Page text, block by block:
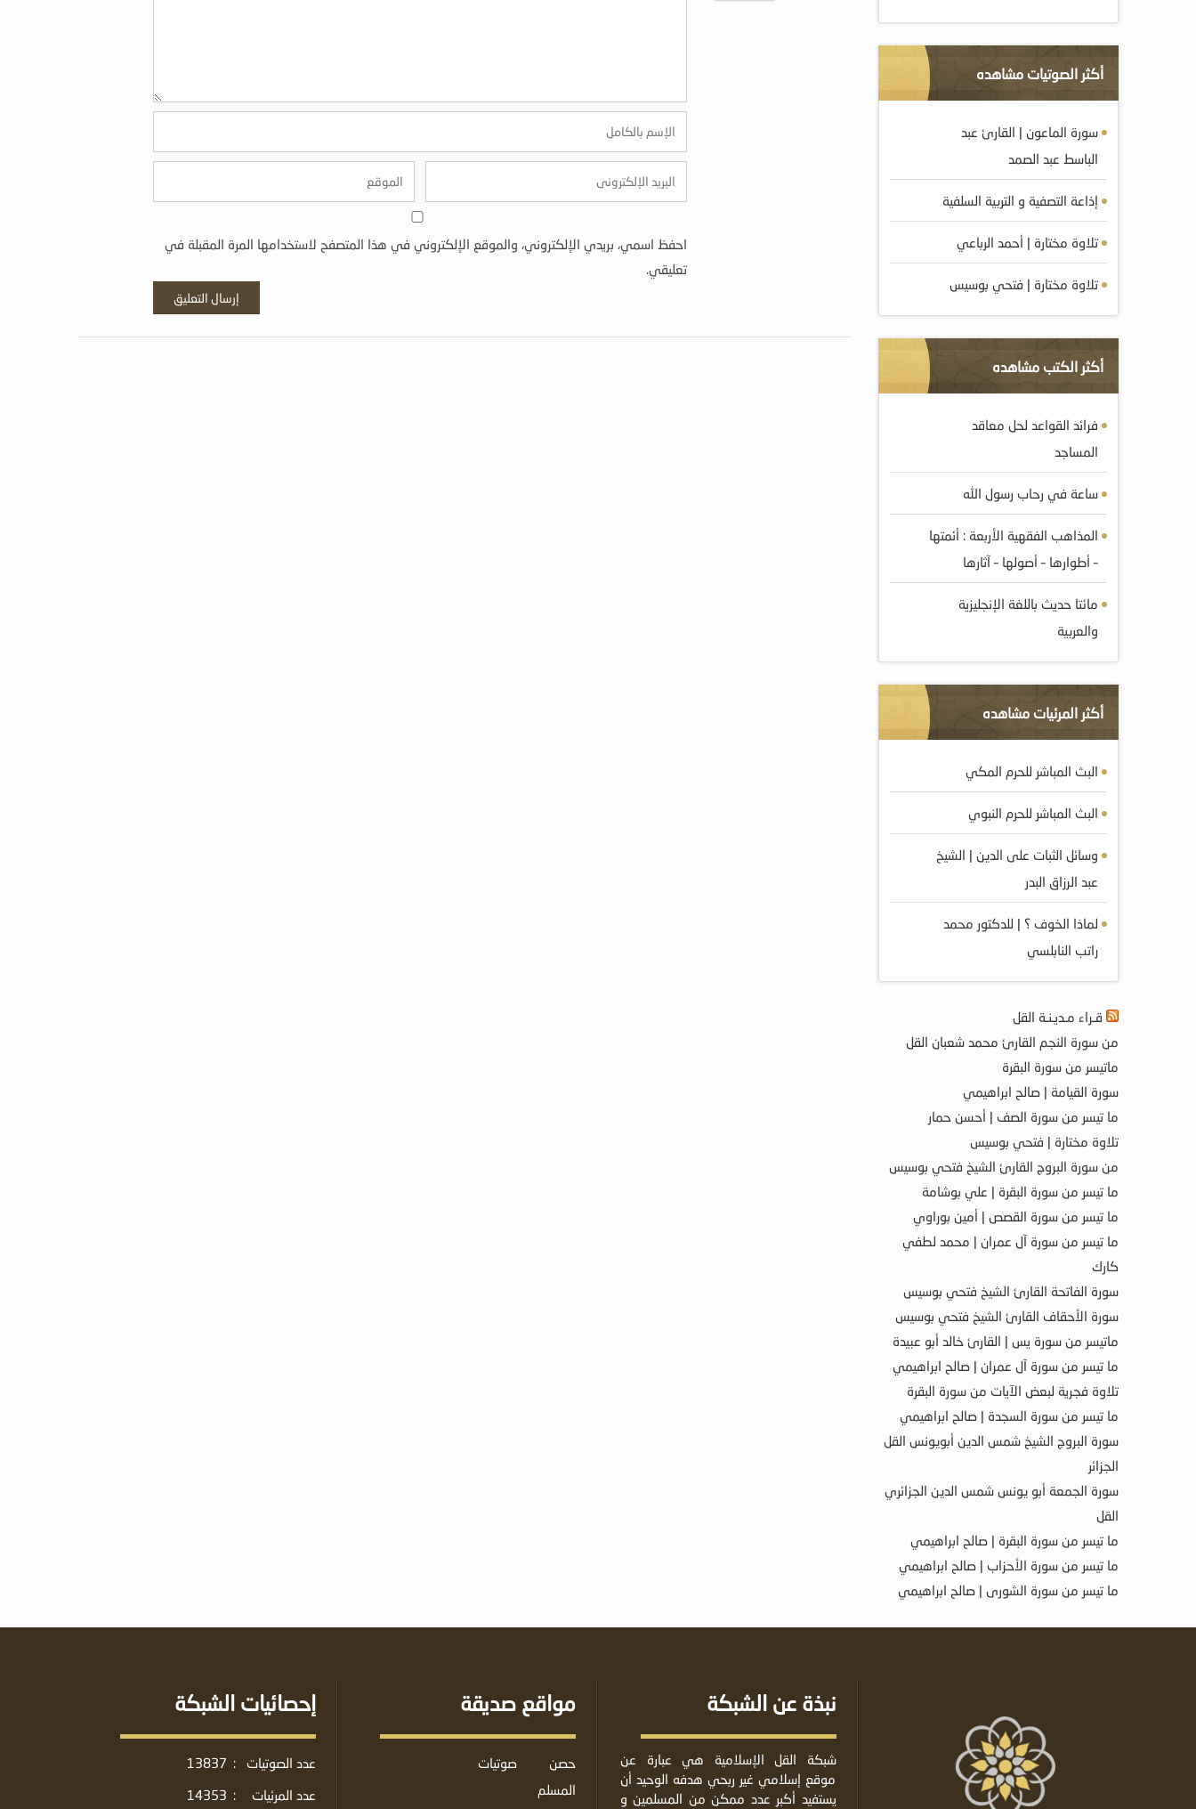
احفظ اسمي، بريدي الإلكتروني، والموقع الإلكتروني في هذا المتصفح لاستخدامها المرة المقبلة في
تعليقي.
أكثر الصوتيات مشاهده
سورة الماعون | القارئ عبد
الباسط عبد الصمد
إذاعة التصفية و التربية السلفية
تلاوة مختارة | أحمد الرباعي
تلاوة مختارة | فتحي بوسيس
أكثر الكتب مشاهده
فرائد القواعد لحل معاقد
المساجد
ساعة في رحاب رسول الله
المذاهب الفقهية الأربعة : أئمتها
– أطوارها – أصولها – آثارها
مائتا حديث باللغة الإنجليزية
والعربية
أكثر المرئيات مشاهده
البث المباشر للحرم المكي
البث المباشر للحرم النبوي
وسائل الثبات على الدين | الشيخ
عبد الرزاق البدر
لماذا الخوف ؟ | للدكتور محمد
راتب النابلسي
قـراء مـديـنـة القل
من سورة النجم القارئ محمد شعبان القل
ماتيسر من سورة البقرة
سورة القيامة | صالح ابراهيمي
ما تيسر من سورة الصف | أحسن حمار
تلاوة مختارة | فتحي بوسيس
من سورة البروج القارئ الشيخ فتحي بوسيس
ما تيسر من سورة البقرة | علي بوشامة
ما تيسر من سورة القصص | أمين بوراوي
ما تيسر من سورة آل عمران | محمد لطفي
كارك
سورة الفاتحة القارئ الشيخ فتحي بوسيس
سورة الأحقاف القارئ الشيخ فتحي بوسيس
ماتيسر من سورة يس | القارئ خالد أبو عبيدة
ما تيسر من سورة آل عمران | صالح ابراهيمي
تلاوة فجرية لبعض الآيات من سورة البقرة
ما تيسر من سورة السجدة | صالح ابراهيمي
سورة البروج الشيخ شمس الدين أبويونس القل
الجزائر
سورة الجمعة أبو يونس شمس الدين الجزائري
القل
ما تيسر من سورة البقرة | صالح ابراهيمي
ما تيسر من سورة الأحزاب | صالح ابراهيمي
ما تيسر من سورة الشورى | صالح ابراهيمي
نبذة عن الشبكة
شبكة القل الإسلامية هي عبارة عن
موقع إسلامي غير ربحي هدفه الوحيد أن
يستفيد أكبر عدد ممكن من المسلمين و
مواقع صديقة
حصن
المسلم
صوتيات
إحصائيات الشبكة
عدد الصوتيات :
13837
عدد المرئيات
:
14353